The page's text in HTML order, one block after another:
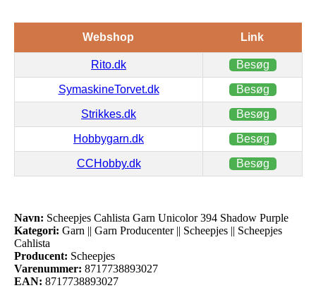
Webshop Link
Rito.dk Besøg
SymaskineTorvet.dk Besøg
Strikkes.dk Besøg
Hobbygarn.dk Besøg
CCHobby.dk Besøg
Navn: Scheepjes Cahlista Garn Unicolor 394 Shadow Purple
Kategori: Garn || Garn Producenter || Scheepjes || Scheepjes
Cahlista
Producent: Scheepjes
Varenummer: 8717738893027
EAN: 8717738893027